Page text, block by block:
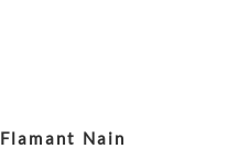
Flamant Nain